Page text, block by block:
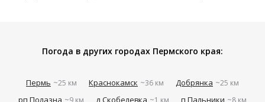
Погода в других городах Пермского края:
Пермь ~25 км Краснокамск ~36 км Добрянка ~25 км
рп Полазна ~9 км д Скобелевка ~1 км п Пальники ~8 км